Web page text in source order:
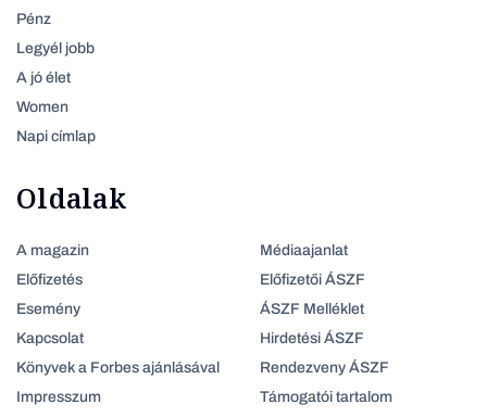
Pénz
Legyél jobb
A jó élet
Women
Napi címlap
Oldalak
A magazin
Előfizetés
Esemény
Kapcsolat
Könyvek a Forbes ajánlásával
Impresszum
Médiaajanlat
Előfizetői ÁSZF
ÁSZF Melléklet
Hirdetési ÁSZF
Rendezveny ÁSZF
Támogatói tartalom